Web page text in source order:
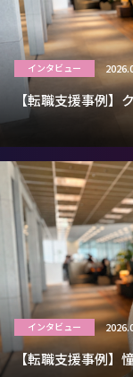
インタビュー
【転職支援事例】
インタビュー
【転職支援事例